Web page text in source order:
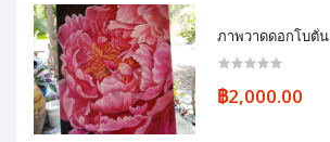
ภาพวาดดอกโบตั๋น
฿2,000.00